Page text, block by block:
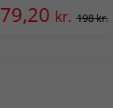
79,20 kr. 198 kr.